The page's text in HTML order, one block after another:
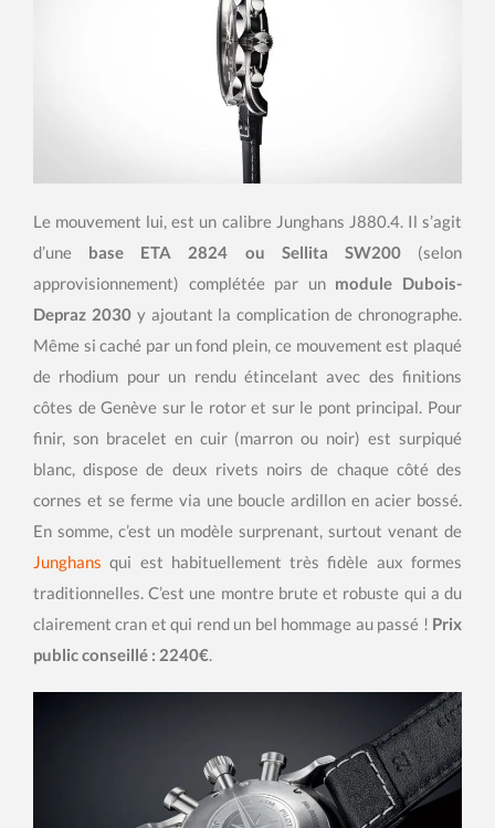
Le mouvement lui, est un calibre Junghans J880.4. Il s’agit
d’une base ETA 2824 ou Sellita SW200(selon
approvisionnement) complétée par un module Dubois-
Depraz 2030y ajoutant la complication de chronographe.
Même si caché par un fond plein, ce mouvement est plaqué
de rhodium pour un rendu étincelant avec des finitions
côtes de Genève sur le rotor et sur le pont principal. Pour
finir, son bracelet en cuir (marron ou noir) est surpiqué
blanc, dispose de deux rivets noirs de chaque côté des
cornes et se ferme via une boucle ardillon en acier bossé.
En somme, c’est un modèle surprenant, surtout venant de
Junghans qui est habituellement très fidèle aux formes
traditionnelles. C’est une montre brute et robuste qui a du
clairement cran et qui rend un bel hommage au passé ! Prix
public conseillé : 2240€.